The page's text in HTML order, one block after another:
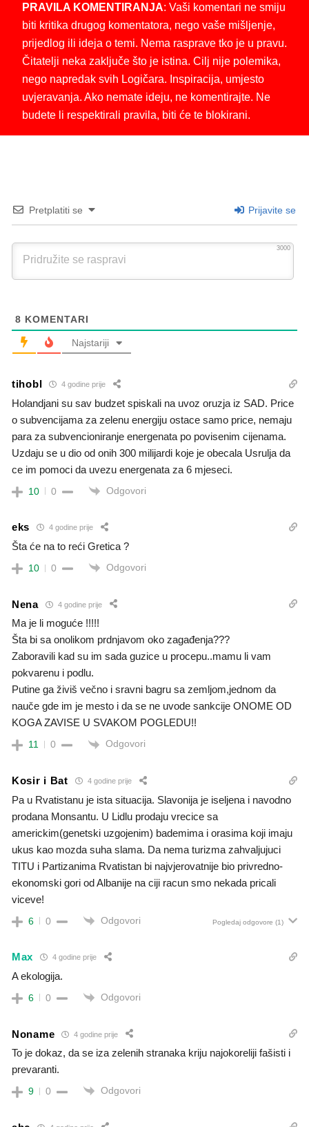
PRAVILA KOMENTIRANJA: Vaši komentari ne smiju
biti kritika drugog komentatora, nego vaše mišljenje,
prijedlog ili ideja o temi. Nema rasprave tko je u pravu.
Čitatelji neka zaključe što je istina. Cilj nije polemika,
nego napredak svih Logičara. Inspiracija, umjesto
uvjeravanja. Ako nemate ideju, ne komentirajte. Ne
budete li respektirali pravila, biti će te blokirani.
Pretplatiti se Prijavite se
3000
8 KOMENTARI
Najstariji
tihobl 4 godine prije
Holandjani su sav budzet spiskali na uvoz oruzja iz SAD. Price
o subvencijama za zelenu energiju ostace samo price, nemaju
para za subvencioniranje energenata po povisenim cijenama.
Uzdaju se u dio od onih 300 milijardi koje je obecala Usrulja da
ce im pomoci da uvezu energenata za 6 mjeseci.
10 0 Odgovori
eks 4 godine prije
Šta će na to reći Gretica ?
10 0 Odgovori
Nena 4 godine prije
Ma je li moguće !!!!!
Šta bi sa onolikom prdnjavom oko zagađenja???
Zaboravili kad su im sada guzice u procepu..mamu li vam
pokvarenu i podlu.
Putine ga živiš večno i sravni bagru sa zemljom,jednom da
nauče gde im je mesto i da se ne uvode sankcije ONOME OD
KOGA ZAVISE U SVAKOM POGLEDU!!
11 0 Odgovori
Kosir i Bat 4 godine prije
Pa u Rvatistanu je ista situacija. Slavonija je iseljena i navodno
prodana Monsantu. U Lidlu prodaju vrecice sa
americkim(genetski uzgojenim) bademima i orasima koji imaju
ukus kao mozda suha slama. Da nema turizma zahvaljujuci
TITU i Partizanima Rvatistan bi najvjerovatnije bio privredno-
ekonomski gori od Albanije na ciji racun smo nekada pricali
viceve!
6 0 Odgovori Pogledaj odgovore (1)
Max 4 godine prije
A ekologija.
6 0 Odgovori
Noname 4 godine prije
To je dokaz, da se iza zelenih stranaka kriju najokoreliji fašisti i
prevaranti.
9 0 Odgovori